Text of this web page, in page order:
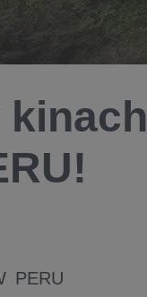
kinach
PERU